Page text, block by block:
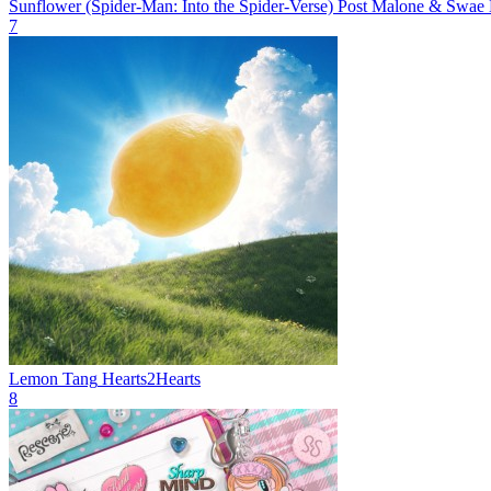
Sunflower (Spider-Man: Into the Spider-Verse) Post Malone & Swae
7
Lemon Tang Hearts2Hearts
8